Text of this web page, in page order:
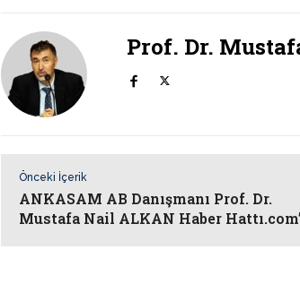
Prof. Dr.
Önceki İçerik
ANKASAM AB Danışmanı Prof. Dr.
Mustafa Nail ALKAN Haber